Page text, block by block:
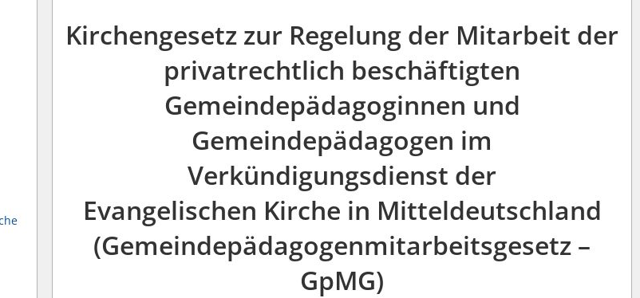
Kirchengesetz zur Regelung der Mitarbeit der
privatrechtlich beschäftigten
Gemeindepädagoginnen und
Gemeindepädagogen im
Verkündigungsdienst der
Evangelischen Kirche in Mitteldeutschland
(Gemeindepädagogenmitarbeitsgesetz –
GpMG)